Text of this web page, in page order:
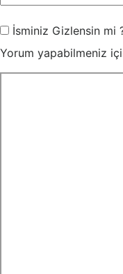
İsminiz Gizlensin mi
Yorum yapabilmeniz